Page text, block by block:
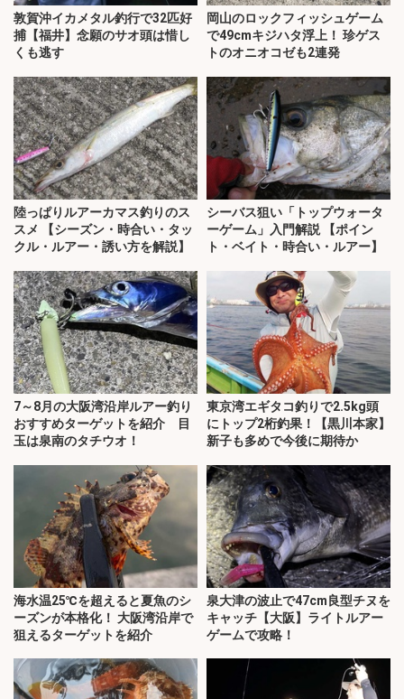
敦賀沖イカメタル釣行で32匹好
捕【福井】念願のサオ頭は惜し
くも逃す
岡山のロックフィッシュゲーム
で49cmキジハタ浮上！ 珍ゲス
トのオニオコゼも2連発
陸っぱりルアーカマス釣りのス
スメ 【シーズン・時合い・タッ
クル・ルアー・誘い方を解説】
シーバス狙い「トップウォータ
ーゲーム」入門解説 【ポイン
ト・ベイト・時合い・ルアー】
7～8月の大阪湾沿岸ルアー釣り
おすすめターゲットを紹介 目
玉は泉南のタチウオ！
東京湾エギタコ釣りで2.5kg頭
にトップ2桁釣果！【黒川本家】
新子も多めで今後に期待か
海水温25℃を超えると夏魚のシ
ーズンが本格化！ 大阪湾沿岸で
狙えるターゲットを紹介
泉大津の波止で47cm良型チヌを
キャッチ【大阪】ライトルアー
ゲームで攻略！